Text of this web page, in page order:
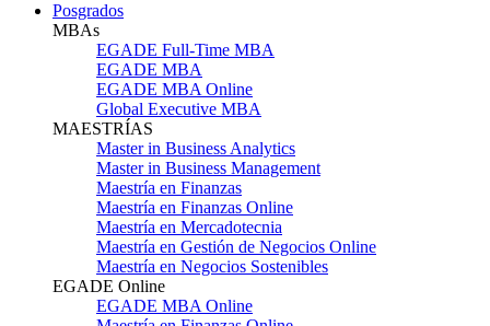
Posgrados
MBAs
EGADE Full-Time MBA
EGADE MBA
EGADE MBA Online
Global Executive MBA
MAESTRÍAS
Master in Business Analytics
Master in Business Management
Maestría en Finanzas
Maestría en Finanzas Online
Maestría en Mercadotecnia
Maestría en Gestión de Negocios Online
Maestría en Negocios Sostenibles
EGADE Online
EGADE MBA Online